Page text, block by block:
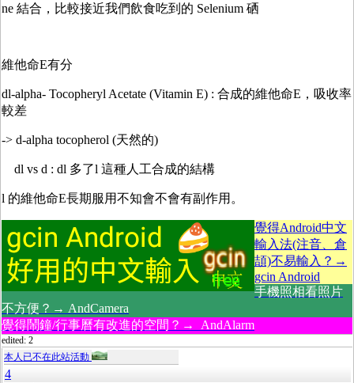
ne 結合，比較接近我們飲食吃到的 Selenium 硒
維他命E有分
dl-alpha- Tocopheryl Acetate (Vitamin E) : 合成的維他命E，吸收率
較差
-> d-alpha tocopherol (天然的)
dl vs d : dl 多了l 這種人工合成的結構
l 的維他命E長期服用不知會不會有副作用。
覺得Android中文
輸入法(注音、倉
頡)不易輸入？→
gcin Android
手機照相看照片
不方便？→ AndCamera
覺得鬧鐘/行事曆有改進的空間？→ AndAlarm
edited: 2
本人已不在此站活動
4